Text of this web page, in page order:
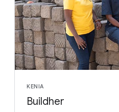
KENIA
Buildher